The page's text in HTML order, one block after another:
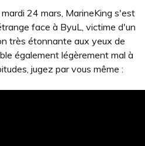
24 mars, MarineKing s'est
face à ByuL, victime d'un
très étonnante aux yeux de
également légèrement mal à
jugez par vous même :